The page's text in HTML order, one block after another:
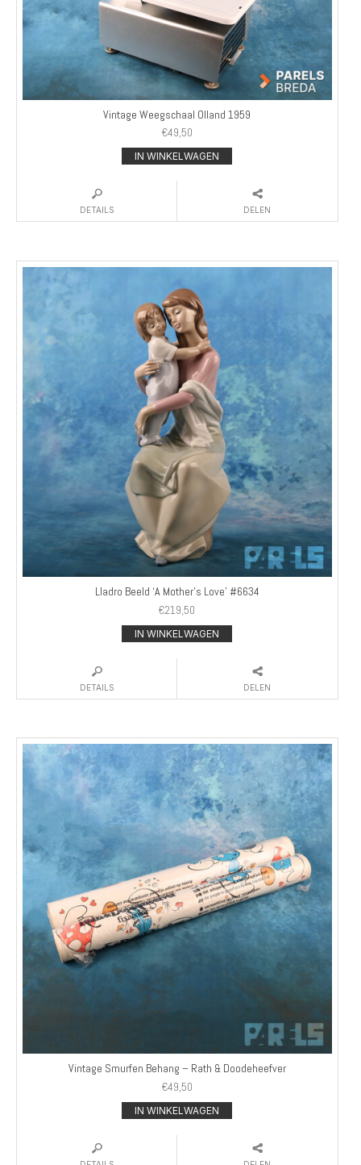
Vintage Weegschaal Olland 1959
€49,50
IN WINKELWAGEN
DETAILS DELEN
Lladro Beeld ‘A Mother’s Love’ #6634
€219,50
IN WINKELWAGEN
DETAILS DELEN
Vintage Smurfen Behang – Rath & Doodeheefver
€49,50
IN WINKELWAGEN